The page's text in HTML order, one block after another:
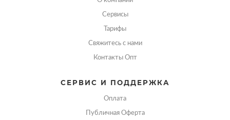
Сервисы
Тарифы
Свяжитесь с нами
Контакты Опт
СЕРВИС И ПОДДЕРЖКА
Оплата
Публичная Оферта